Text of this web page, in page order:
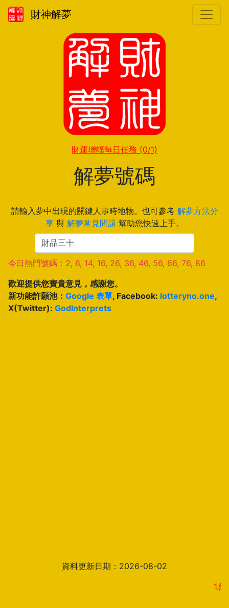
財神解夢
財運增幅每日任務 (0/1)
解夢號碼
請輸入夢中出現的關鍵人事時地物。也可參考 解夢方法分
享與 解夢常見問題 幫助您快速上手。
今日熱門號碼：2, 6, 14, 16, 26, 36, 46, 56, 66, 76, 86
歡迎提供您寶貴意見，感謝您。
新功能許願池： Google 表單, Facebook: lotteryno.one,
X(Twitter): GodInterprets
資料更新日期：2026-08-02
1.解夢結